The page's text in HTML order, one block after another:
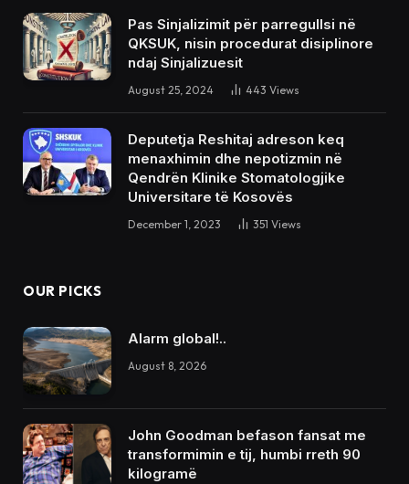
Pas Sinjalizimit për parregullsi në
QKSUK, nisin procedurat disiplinore
ndaj Sinjalizuesit
August 25, 2024 443 Views
Deputetja Reshitaj adreson keq
menaxhimin dhe nepotizmin në
Qendrën Klinike Stomatologjike
Universitare të Kosovës
December 1, 2023 351 Views
OUR PICKS
Alarm global!..
August 8, 2026
John Goodman befason fansat me
transformimin e tij, humbi rreth 90
kilogramë